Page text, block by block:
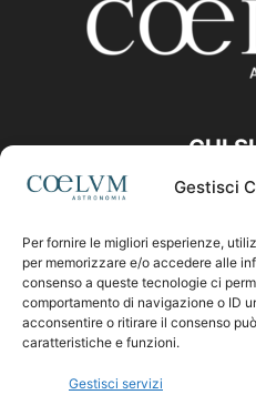
Gestisci
Per fornire le migliori esperienze,
per memorizzare e/o accedere alle
consenso a queste tecnologie ci
comportamento di navigazione o ID
acconsentire o ritirare il consenso
caratteristiche e funzioni.
Gestisci servizi
CHI